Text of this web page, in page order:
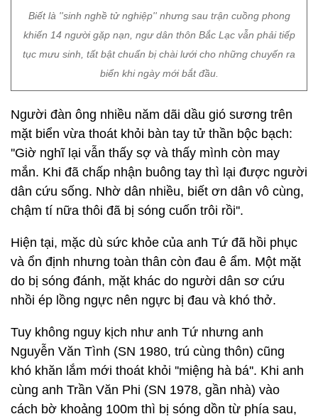
Biết là ''sinh nghề tử nghiệp'' nhưng sau trận cuồng phong
khiến 14 người gặp nạn, ngư dân thôn Bắc Lạc vẫn phải tiếp
tục mưu sinh, tất bật chuẩn bị chài lưới cho những chuyến ra
biển khi ngày mới bắt đầu.
Người đàn ông nhiều năm dãi dầu gió sương trên
mặt biển vừa thoát khỏi bàn tay tử thần bộc bạch:
''Giờ nghĩ lại vẫn thấy sợ và thấy mình còn may
mắn. Khi đã chấp nhận buông tay thì lại được người
dân cứu sống. Nhờ dân nhiều, biết ơn dân vô cùng,
chậm tí nữa thôi đã bị sóng cuốn trôi rồi''.
Hiện tại, mặc dù sức khỏe của anh Tứ đã hồi phục
và ổn định nhưng toàn thân còn đau ê ẩm. Một mặt
do bị sóng đánh, mặt khác do người dân sơ cứu
nhồi ép lồng ngực nên ngực bị đau và khó thở.
Tuy không nguy kịch như anh Tứ nhưng anh
Nguyễn Văn Tình (SN 1980, trú cùng thôn) cũng
khó khăn lắm mới thoát khỏi ''miệng hà bá''. Khi anh
cùng anh Trần Văn Phi (SN 1978, gần nhà) vào
cách bờ khoảng 100m thì bị sóng dồn từ phía sau,